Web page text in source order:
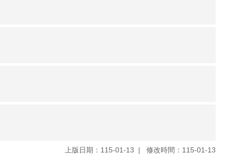
上版日期：115-01-13 修改時間：115-01-13